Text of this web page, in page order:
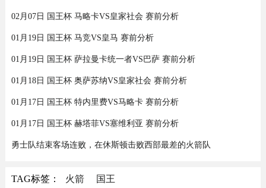
02月07日 国王杯 马略卡VS皇家社会 赛前分析
01月19日 国王杯 马竞VS皇马 赛前分析
01月19日 国王杯 萨拉曼卡统一者VS巴萨 赛前分析
01月18日 国王杯 奥萨苏纳VS皇家社会 赛前分析
01月17日 国王杯 特内里费VS马略卡 赛前分析
01月17日 国王杯 赫塔菲VS塞维利亚 赛前分析
勇士队结束客场连败，在休斯顿击败西部最差的火箭队
TAG标签： 火箭 国王